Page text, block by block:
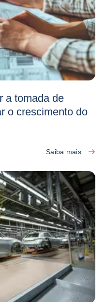
a tomada de
o crescimento do
Saiba mais